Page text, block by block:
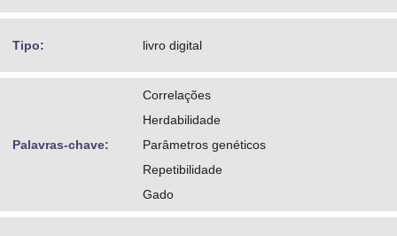
Tipo: livro digital
Palavras-chave:
Correlações
Herdabilidade
Parâmetros genéticos
Repetibilidade
Gado